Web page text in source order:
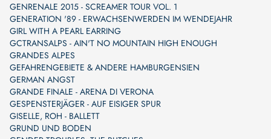
GENRENALE 2015 - SCREAMER TOUR VOL. 1
GENERATION '89 - ERWACHSENWERDEN IM WENDEJAHR
GIRL WITH A PEARL EARRING
GCTRANSALPS - AIN'T NO MOUNTAIN HIGH ENOUGH
GRANDES ALPES
GEFAHRENGEBIETE & ANDERE HAMBURGENSIEN
GERMAN ANGST
GRANDE FINALE - ARENA DI VERONA
GESPENSTERJÄGER - AUF EISIGER SPUR
GISELLE, ROH - BALLETT
GRUND UND BODEN